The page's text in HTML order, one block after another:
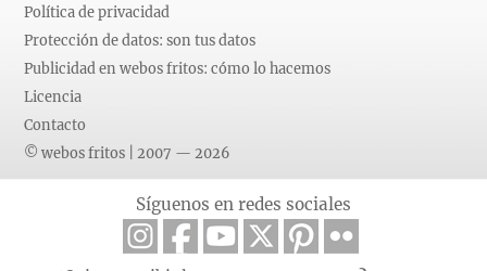
Política de privacidad
Protección de datos: son tus datos
Publicidad en webos fritos: cómo lo hacemos
Licencia
Contacto
© webos fritos | 2007 — 2026
Síguenos en redes sociales